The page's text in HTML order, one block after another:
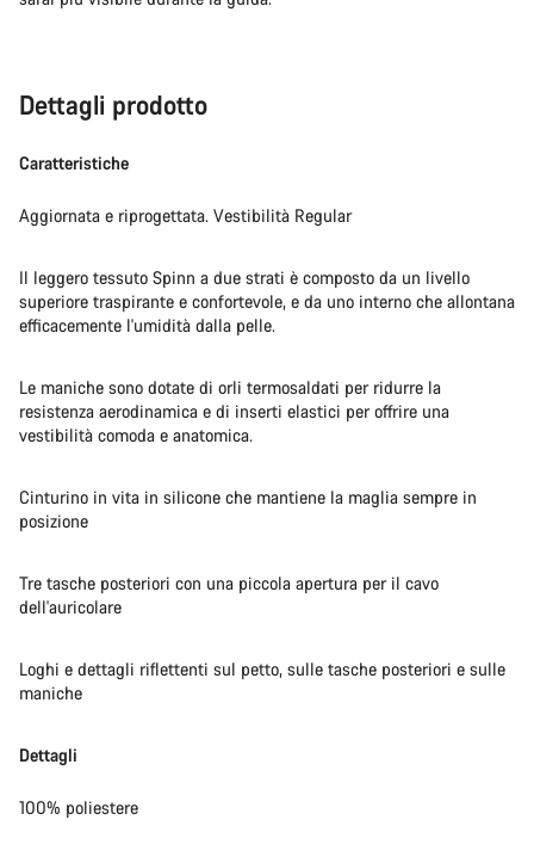
Dettagli prodotto
Caratteristiche
Aggiornata e riprogettata. Vestibilità Regular
Il leggero tessuto Spinn a due strati è composto da un livello
superiore traspirante e confortevole, e da uno interno che allontana
efficacemente l'umidità dalla pelle.
Le maniche sono dotate di orli termosaldati per ridurre la
resistenza aerodinamica e di inserti elastici per offrire una
vestibilità comoda e anatomica.
Cinturino in vita in silicone che mantiene la maglia sempre in
posizione
Tre tasche posteriori con una piccola apertura per il cavo
dell'auricolare
Loghi e dettagli riflettenti sul petto, sulle tasche posteriori e sulle
maniche
Dettagli
100% poliestere